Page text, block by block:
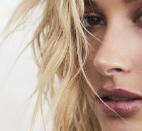
Politique
Business
Travel